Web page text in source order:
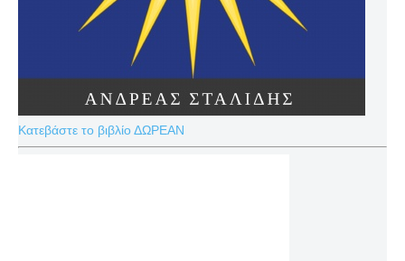
Κατεβάστε το βιβλίο ΔΩΡΕΑΝ